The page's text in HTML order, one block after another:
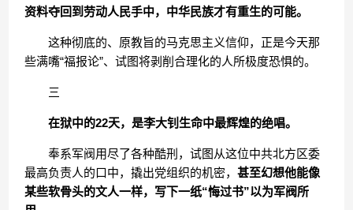
资料夺回到劳动人民手中，中华民族才有重生的可能。
这种彻底的、原教旨的马克思主义信仰，正是今天那
些满嘴“福报论”、试图将剥削合理化的人所极度恐惧的。
三
在狱中的22天，是李大钊生命中最辉煌的绝唱。
奉系军阀用尽了各种酷刑，试图从这位中共北方区委
最高负责人的口中，撬出党组织的机密，甚至幻想他能像
某些软骨头的文人一样，写下一纸“悔过书”以为军阀所